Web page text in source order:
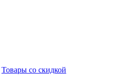
Товары со скидкой